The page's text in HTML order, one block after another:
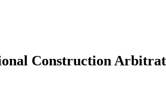
Construction